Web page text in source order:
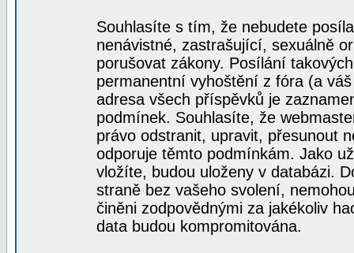
Souhlasíte s tím, že nebudete
nenávistné, zastrašující, sexuálně
porušovat zákony. Posílání
permanentní vyhoštění z fóra (a
adresa všech příspěvků je
podmínek. Souhlasíte, že
právo odstranit, upravit, přesunout
odporuje těmto podmínkám. Jako
vložíte, budou uloženy v databázi.
straně bez vašeho svolení,
činěni zodpovědnými za jakékoliv
data budou kompromitována.